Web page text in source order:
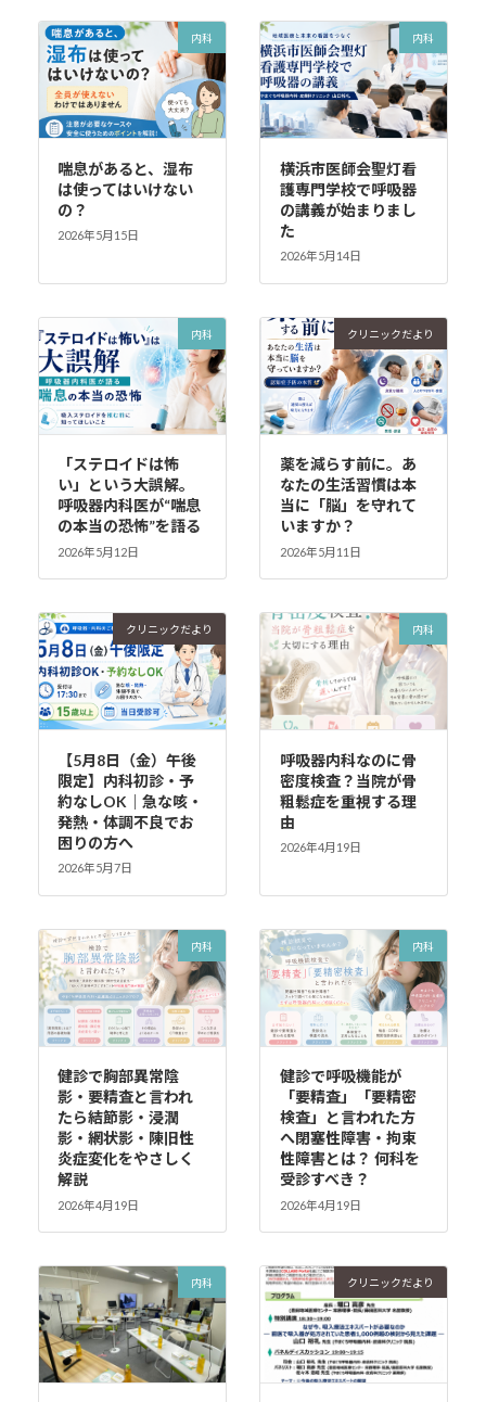
内科
喘息があると、湿布
は使ってはいけない
の？
2026年5月15日
内科
横浜市医師会聖灯看
護専門学校で呼吸器
の講義が始まりまし
た
2026年5月14日
内科
「ステロイドは怖
い」という大誤解。
呼吸器内科医が“喘息
の本当の恐怖”を語る
2026年5月12日
クリニックだより
薬を減らす前に。あ
なたの生活習慣は本
当に「脳」を守れて
いますか？
2026年5月11日
クリニックだより
【5月8日（金）午後
限定】内科初診・予
約なしOK｜急な咳・
発熱・体調不良でお
困りの方へ
2026年5月7日
内科
呼吸器内科なのに骨
密度検査？当院が骨
粗鬆症を重視する理
由
2026年4月19日
内科
健診で胸部異常陰
影・要精査と言われ
たら結節影・浸潤
影・網状影・陳旧性
炎症変化をやさしく
解説
2026年4月19日
内科
健診で呼吸機能が
「要精査」「要精密
検査」と言われた方
へ閉塞性障害・拘束
性障害とは？ 何科を
受診すべき？
2026年4月19日
内科 クリニックだより